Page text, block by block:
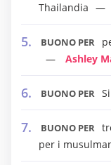
Thailandia
BUONO PER
Ashley
BUONO PER
BUONO PER
per i